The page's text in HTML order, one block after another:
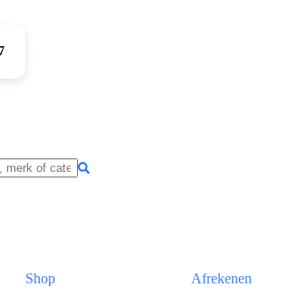
Shop Afrekenen